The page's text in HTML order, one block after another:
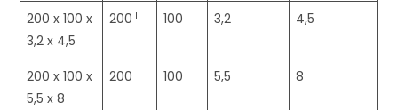
200 x 100 x
3,2 x 4,5
200 1 100 3,2 4,5
200 x 100 x
5,5 x 8
200 100 5,5 8